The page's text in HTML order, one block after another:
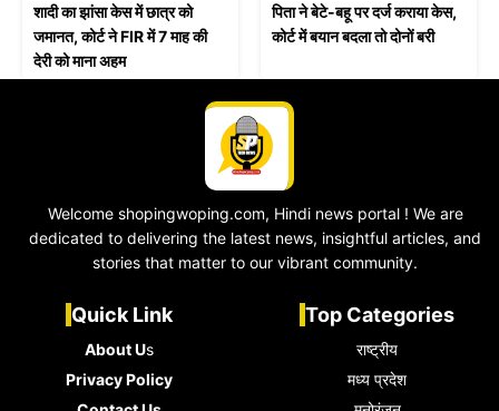
शादी का झांसा केस में छात्र को
जमानत, कोर्ट ने FIR में 7 माह की
देरी को माना अहम
पिता ने बेटे-बहू पर दर्ज कराया केस,
कोर्ट में बयान बदला तो दोनों बरी
Welcome shopingwoping.com, Hindi news portal ! We are
dedicated to delivering the latest news, insightful articles, and
stories that matter to our vibrant community.
Quick Link
About Us
Privacy Policy
Top Categories
राष्ट्रीय
मध्य प्रदेश